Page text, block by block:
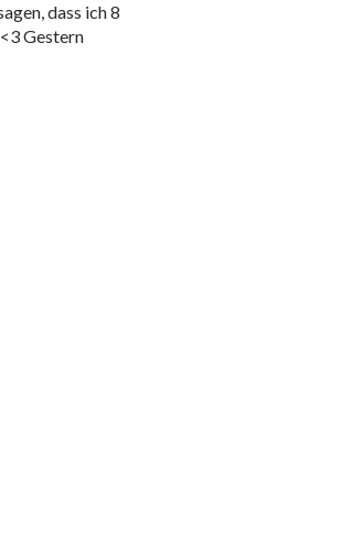
dass ich 8
Gestern